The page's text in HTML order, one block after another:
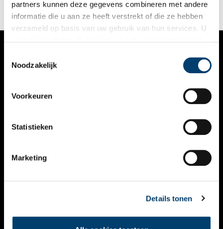
partners kunnen deze gegevens combineren met andere
informatie die u aan ze heeft verstrekt of die ze hebben
verzameld op basis van uw gebruik van hun services. U
Noodzakelijk
Voorkeuren
Statistieken
Marketing
Details tonen
VERHALEN
KALENDER
THEMA’S
VIDEO’S
CONTACT